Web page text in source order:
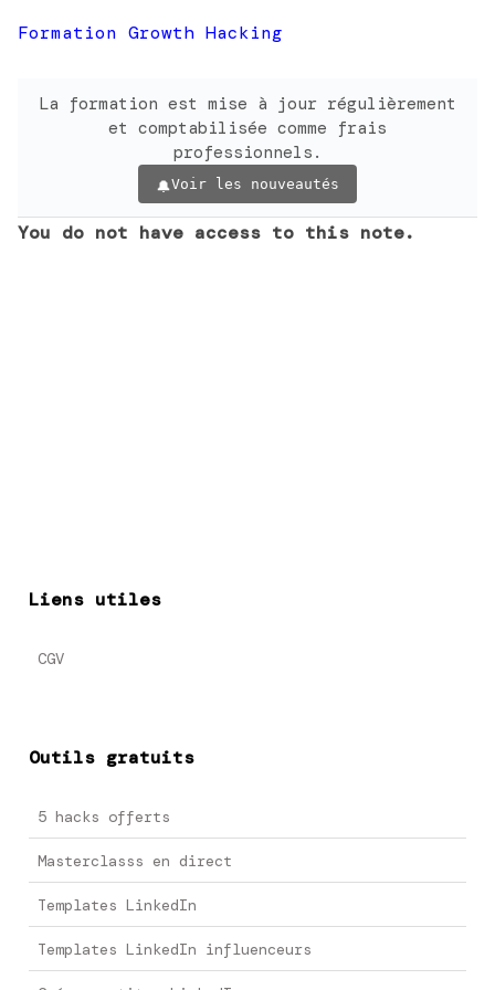
Formation Growth Hacking
La formation est mise à jour régulièrement
et comptabilisée comme frais
professionnels.
Voir les nouveautés
You do not have access to this note.
Liens utiles
CGV
Outils gratuits
5 hacks offerts
Masterclasss en direct
Templates LinkedIn
Templates LinkedIn influenceurs